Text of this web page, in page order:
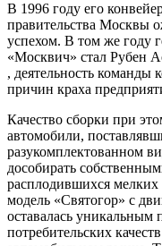
В 1996 году его
правительства Москвы
успехом. В том же году
«Москвич» стал Рубен
, деятельность команды
причин краха
Качество сборки при
автомобили,
разукомплектованном
дособирать
расплодившихся
модель «Святогор» с
оставалась
потребительских